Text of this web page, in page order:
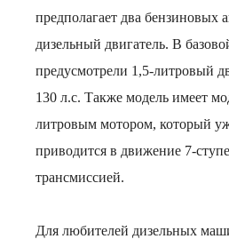
предполагает два бензиновых
дизельный двигатель. В
предусмотрели 1,5-литровый
130 л.с. Также модель имеет
литровым мотором, который
приводится в движение 7-
трансмиссией.
Для любителей дизельных